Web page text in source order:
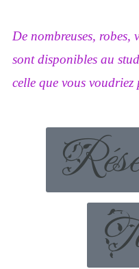
De nombreuses, robes,
sont disponibles au
celle que vous voudriez